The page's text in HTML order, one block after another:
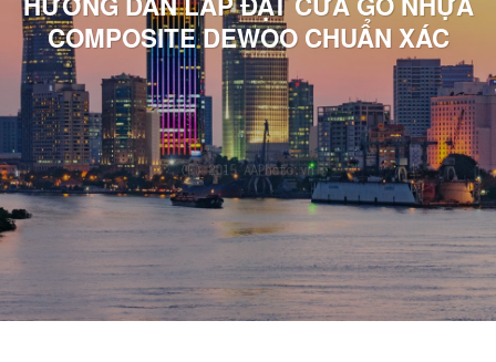
COMPOSITE DEWOO CHUẨN XÁC